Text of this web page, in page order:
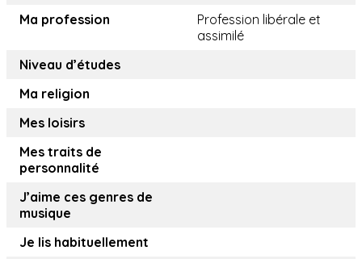
Ma profession
Profession libérale et
assimilé
Niveau d’études
Ma religion
Mes loisirs
Mes traits de
personnalité
J’aime ces genres de
musique
Je lis habituellement